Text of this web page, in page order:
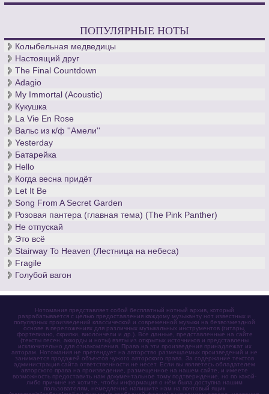
ПОПУЛЯРНЫЕ НОТЫ
Колыбельная медведицы
Настоящий друг
The Final Countdown
Adagio
My Immortal (Acoustic)
Кукушка
La Vie En Rose
Вальс из к/ф ''Амели''
Yesterday
Батарейка
Hello
Когда весна придёт
Let It Be
Song From A Secret Garden
Розовая пантера (главная тема) (The Pink Panther)
Не отпускай
Это всё
Stairway To Heaven (Лестница на небеса)
Fragile
Голубой вагон
Нотомания представляет собой бесплатный нотный архив, который
разрабатывается с целью предоставления каждому музыканту нот известных и
популярных произведений классической и современной музыки на безвозмездной
основе в переложениях для различных музыкальных инструментов (гитары,
фортепиано, скрипки, виолончели и др.). Все данные, представленные на сайте
(тексты песен, аккорды и ноты) взяты из открытых источников и представлены
исключительно для ознакомления. Права на эти произведения принадлежат их
авторам. Нотомания не претендует на авторство размещаемых произведений и не
занимается продажей объектов чужого авторского права. За содержание текстов
администрация сайта ответственности не несет. Если вы являетесь обладателем
авторского права на произведение, размещенное на нашем сайте, и имеете
возможность предоставить нам документальное тому подтверждение, но по какой-
либо причине не хотите, чтобы информация о нём была доступна нашим
пользователям, немедленно напишите нам на почтовый ящик